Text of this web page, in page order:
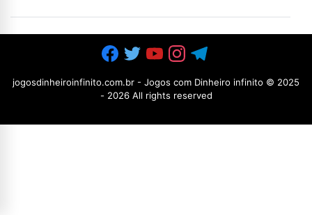
jogosdinheiroinfinito.com.br - Jogos com Dinheiro infinito © 2025
- 2026 All rights reserved